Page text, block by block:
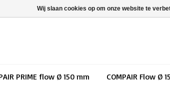
PRIME flow Ø 150 mm COMPAIR Flow Ø
Wij slaan cookies op om onze website te